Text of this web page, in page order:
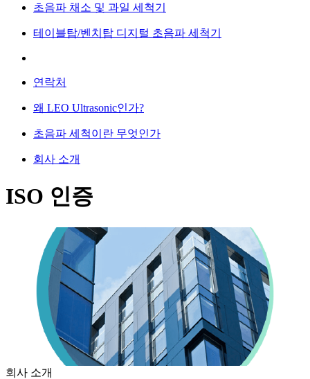
초음파 채소 및 과일 세척기
테이블탑/벤치탑 디지털 초음파 세척기
연락처
왜 LEO Ultrasonic인가?
초음파 세척이란 무엇인가
회사 소개
ISO 인증
회사 소개